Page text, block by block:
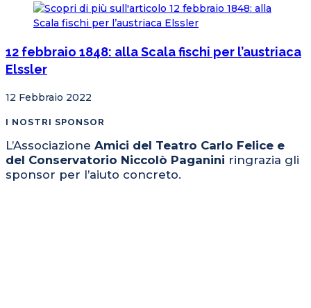
12 febbraio 1848: alla Scala fischi per l’austriaca
Elssler
12 Febbraio 2022
I NOSTRI SPONSOR
L’Associazione Amici del Teatro Carlo Felice e
del Conservatorio Niccolò Paganini ringrazia gli
sponsor per l’aiuto concreto.